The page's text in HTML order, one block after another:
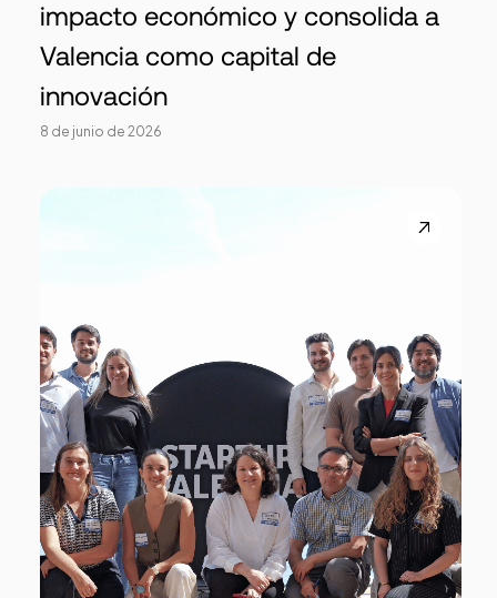
impacto económico y consolida a
Valencia como capital de
innovación
8 de junio de 2026